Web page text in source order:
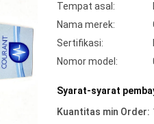
Tempat asal:
Nama merek:
Sertifikasi:
Nomor model:
Syarat-syarat
Kuantitas min Order: